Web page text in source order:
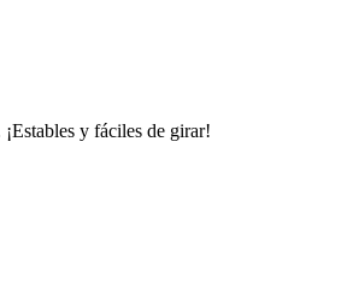
y fáciles de girar!